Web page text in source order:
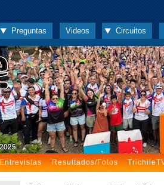
Preguntas Videos Circuitos
Entrevistas Resultados/Fotos